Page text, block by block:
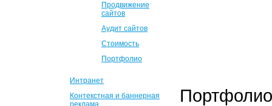
Продвижение
сайтов
Аудит сайтов
Стоимость
Портфолио
Интранет
Контекстная и баннерная
реклама